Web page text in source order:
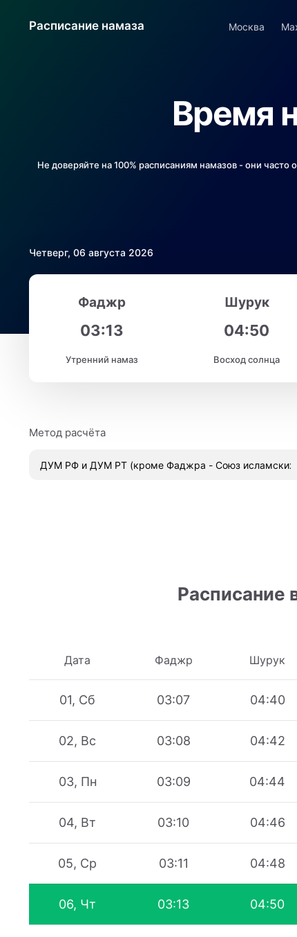
Расписание намаза Москва
Время
Не доверяйте на 100% расписаниям намазов - они
Четверг, 06 августа 2026
Фаджр
03:13
Утренний намаз
Шурук
04:50
Восход солнца
Метод расчёта
Расписание
Дата Фаджр Шурук
01, Сб 03:07 04:40
02, Вс 03:08 04:42
03, Пн 03:09 04:44
04, Вт 03:10 04:46
05, Ср 03:11 04:48
06, Чт 03:13 04:50